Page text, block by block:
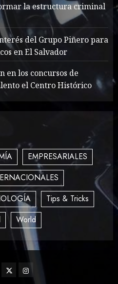
Scarier Than the
Talk? Its About Weight
14, 2024 862
To Write Award
Many of These Italian
Have You Tried?
14, 2024 810
to Know About the
la estructura criminal
del Grupo Piñero para
en El Salvador
en los concursos de
el Centro Histórico
EMPRESARIALES
Tips & Tricks
World
TwitterInstagram